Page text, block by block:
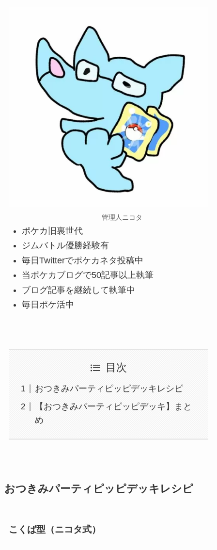
管理人ニコタ
ポケカ旧裏世代
ジムバトル優勝経験有
毎日Twitterでポケカネタ投稿中
当ポケカブログで50記事以上執筆
ブログ記事を継続して執筆中
毎日ポケ活中
目次
おつきみパーティピッピデッキレシピ
【おつきみパーティピッピデッキ】まと
め
おつきみパーティピッピデッキレシピ
こくば型（ニコタ式）